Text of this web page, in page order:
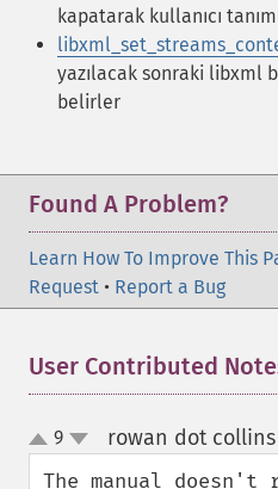
kapatarak kullanıcı
yazılacak sonraki libxml
belirler
Found A Problem?
Learn How To Improve This
Request • Report a Bug
User Contributed
up
down
9 rowan dot
The manual doesn't